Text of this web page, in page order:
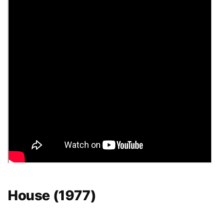
House (1977)